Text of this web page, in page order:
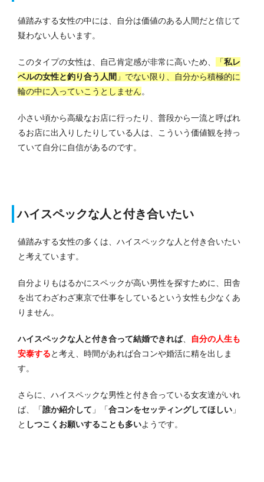
値踏みする女性の中には、自分は価値のある人間だと信じて
疑わない人もいます。
このタイプの女性は、自己肯定感が非常に高いため、 「私レ
ベルの女性と釣り合う人間 」でない限り、自分から積極的に
輪の中に入っていこうとしません。
小さい頃から高級なお店に行ったり、普段から一流と呼ばれ
るお店に出入りしたりしている人は、こういう価値観を持っ
ていて自分に自信があるのです。
ハイスペックな人と付き合いたい
値踏みする女性の多くは、ハイスペックな人と付き合いたい
と考えています。
自分よりもはるかにスペックが高い男性を探すために、田舎
を出てわざわざ東京で仕事をしているという女性も少なくあ
りません。
ハイスペックな人と付き合って結婚できれば、
自分の人生も
安泰すると考え、時間があれば合コンや婚活に精を出しま
す。
さらに、ハイスペックな男性と付き合っている女友達がいれ
ば、「誰か紹介して 」「合コンをセッティングしてほしい 」
と しつこくお願いすることも多いようです。